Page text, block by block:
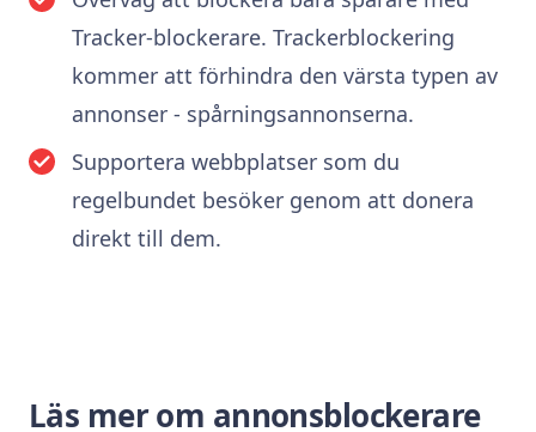
Tracker-blockerare. Trackerblockering
kommer att förhindra den värsta typen av
annonser - spårningsannonserna.
Supportera webbplatser som du
regelbundet besöker genom att donera
direkt till dem.
Läs mer om annonsblockerare